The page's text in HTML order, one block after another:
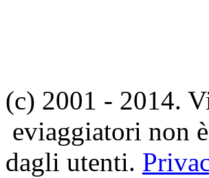
(c) 2001 - 2014.
eviaggiatori non
dagli utenti.